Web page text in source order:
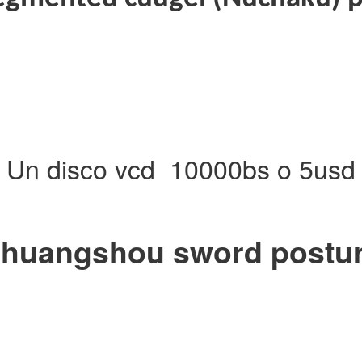
Un disco vcd 10000bs o 5usd
sword